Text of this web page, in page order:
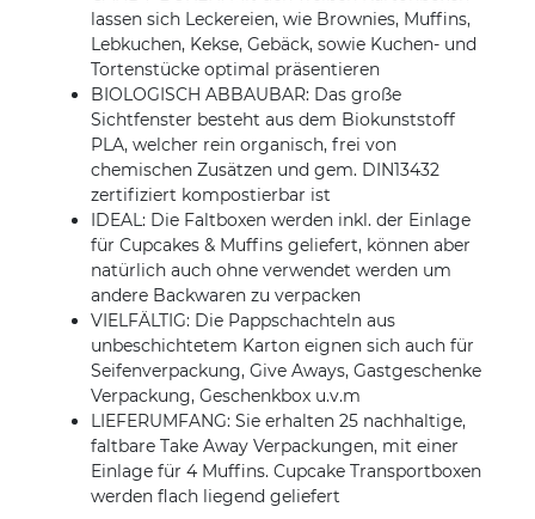
lassen sich Leckereien, wie Brownies, Muffins,
Lebkuchen, Kekse, Gebäck, sowie Kuchen- und
Tortenstücke optimal präsentieren
BIOLOGISCH ABBAUBAR: Das große
Sichtfenster besteht aus dem Biokunststoff
PLA, welcher rein organisch, frei von
chemischen Zusätzen und gem. DIN13432
zertifiziert kompostierbar ist
IDEAL: Die Faltboxen werden inkl. der Einlage
für Cupcakes & Muffins geliefert, können aber
natürlich auch ohne verwendet werden um
andere Backwaren zu verpacken
VIELFÄLTIG: Die Pappschachteln aus
unbeschichtetem Karton eignen sich auch für
Seifenverpackung, Give Aways, Gastgeschenke
Verpackung, Geschenkbox u.v.m
LIEFERUMFANG: Sie erhalten 25 nachhaltige,
faltbare Take Away Verpackungen, mit einer
Einlage für 4 Muffins. Cupcake Transportboxen
werden flach liegend geliefert